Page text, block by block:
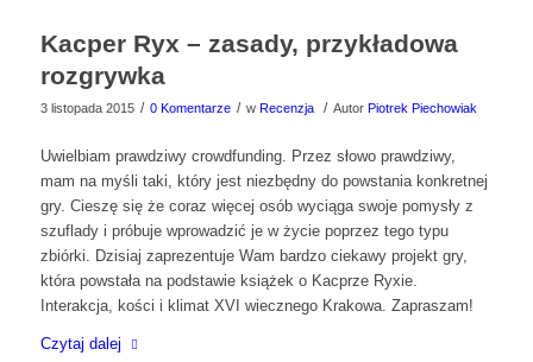
Kacper Ryx – zasady, przykładowa
rozgrywka
3 listopada 2015 / 0 Komentarze / w Recenzja / Autor Piotrek Piechowiak
Uwielbiam prawdziwy crowdfunding. Przez słowo prawdziwy,
mam na myśli taki, który jest niezbędny do powstania konkretnej
gry. Cieszę się że coraz więcej osób wyciąga swoje pomysły z
szuflady i próbuje wprowadzić je w życie poprzez tego typu
zbiórki. Dzisiaj zaprezentuje Wam bardzo ciekawy projekt gry,
która powstała na podstawie książek o Kacprze Ryxie.
Interakcja, kości i klimat XVI wiecznego Krakowa. Zapraszam!
Czytaj dalej